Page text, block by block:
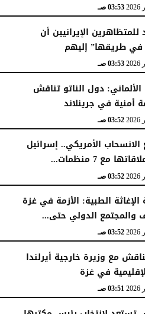
03:53 صـ
الإيرانيين أن
في طريقها” إليهم
03:53 صـ
الألماني: دول الناتو تناقش
أمنية في جرينلاند
03:52 صـ
الانسحاب الأمريكي.. إسرائيل
مع 7 منظمات...
03:52 صـ
الطبية: الأزمة في غزة
الدولي حتى...
03:52 صـ
مع وزيرة خارجية أيرلندا
في غزة
03:51 صـ